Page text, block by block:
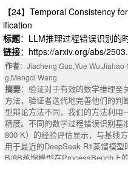
：Large Language models
ity in recent years with the
(NLP), with use cases spanning
LMs inherit explicit and implicit
（剪影和戴维斯Bouldin）。我们
是否编码了除了我们正在测试的
们发现基于LLM的主干产生的嵌入
易出现适配器优势，从而降低平衡
构，同时保留大多数任务增益，与
类可分性和鲁棒性方面具有优越的
摘要：We investigate the
gs when the embedding
when it is a non-LLM encoder,
inear interpolation (SLERP)
roduced by task-specific
concrete and domain-agnostic,
s in which models embed short
their ability to cluster and classify
【24】Temporal Consistency
ification
标题：LLM推理过程错误识别的
链接：https://arxiv.org/abs/
作者：Jiacheng Guo,Yue
g,Mengdi Wang
摘要：验证对于有效的数学推理至
方法，验证者迭代地完善他们的
型辩论方法不同，我们的方法利
精度。不同的数学过程错误识别
800 K）的经验评估显示，与基线
用于最近的DeepSeek R1蒸馏模
B/8B蒸馏模型在ProcessBench上